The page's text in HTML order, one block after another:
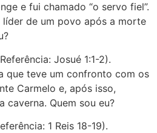
e fui chamado “o servo fiel”.
de um povo após a morte
Josué 1:1-2).
que teve um confronto com os
Carmelo e, após isso,
caverna. Quem sou eu?
1 Reis 18-19).